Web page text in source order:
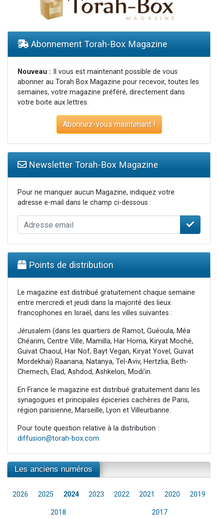
Abonnement Torah-Box Magazine
Nouveau : Il vous est maintenant possible de vous
abonner au Torah Box Magazine pour recevoir, toutes les
semaines, votre magazine préféré, directement dans
votre boite aux lettres.
Abonnez-vous maintenant !
Newsletter Torah-Box Magazine
Pour ne manquer aucun Magazine, indiquez votre
adresse e-mail dans le champ ci-dessous :
Points de distribution
Le magazine est distribué gratuitement chaque semaine
entre mercredi et jeudi dans la majorité des lieux
francophones en Israël, dans les villes suivantes :
Jérusalem (dans les quartiers de Ramot, Guéoula, Méa
Chéarim, Centre Ville, Mamilla, Har Homa, Kiryat Moché,
Guivat Chaoul, Har Nof, Bayt Vegan, Kiryat Yovel, Guivat
Mordekhai) Raanana, Natanya, Tel-Aviv, Hertzlia, Beth-
Chemech, Elad, Ashdod, Ashkelon, Modi'in.
En France le magazine est distribué gratuitement dans les
synagogues et principales épiceries cachères de Paris,
région parisienne, Marseille, Lyon et Villeurbanne.
Pour toute question relative à la distribution :
diffusion@torah-box.com
Les anciens numéros
2026 2025 2024 2023 2022 2021 2020 2019
2018 2017